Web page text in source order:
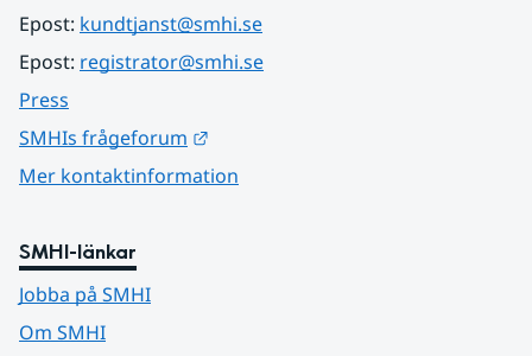
Epost: kundtjanst@smhi.se
Epost: registrator@smhi.se
Press
SMHIs frågeforum
Mer kontaktinformation
SMHI-länkar
Jobba på SMHI
Om SMHI